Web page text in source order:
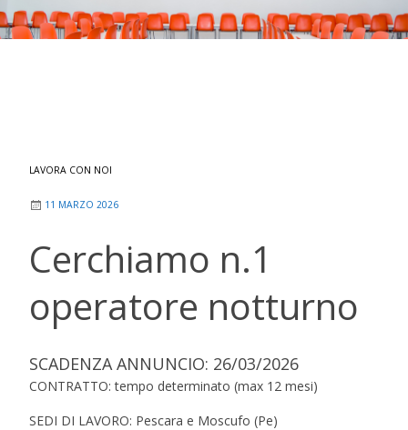
n
t
LAVORA CON NOI
11 MARZO 2026
Cerchiamo n.1
operatore notturno
SCADENZA ANNUNCIO: 26/03/2026
CONTRATTO: tempo determinato (max 12 mesi)
SEDI DI LAVORO: Pescara e Moscufo (Pe)